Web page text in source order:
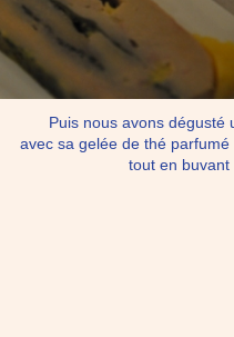
Puis nous avons dégusté
avec sa gelée de thé
tout en